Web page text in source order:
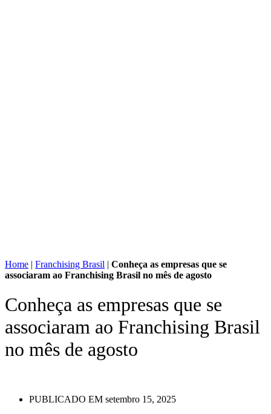
Home | Franchising Brasil | Conheça as empresas que se
associaram ao Franchising Brasil no mês de agosto
Conheça as empresas que se
associaram ao Franchising Brasil
no mês de agosto
PUBLICADO EM setembro 15, 2025